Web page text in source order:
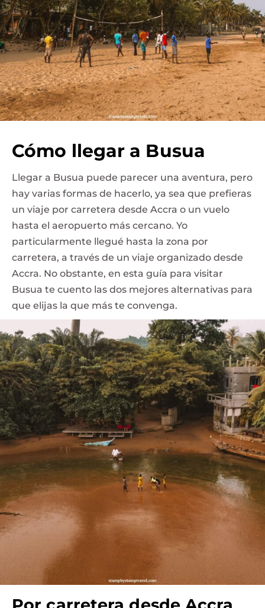
Cómo llegar a Busua
Llegar a Busua puede parecer una aventura, pero
hay varias formas de hacerlo, ya sea que prefieras
un viaje por carretera desde Accra o un vuelo
hasta el aeropuerto más cercano. Yo
particularmente llegué hasta la zona por
carretera, a través de un viaje organizado desde
Accra. No obstante, en esta guía para visitar
Busua te cuento las dos mejores alternativas para
que elijas la que más te convenga.